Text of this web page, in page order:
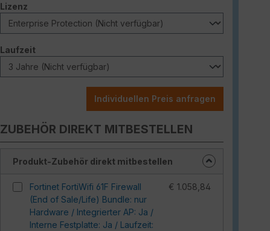
Lizenz
Laufzeitauswählen
Individuellen Preis anfragen
ZUBEHÖR DIREKT MITBESTELLEN
Produkt-Zubehör direkt mitbestellen
Fortinet FortiWifi 61F Firewall
(End of Sale/Life) Bundle: nur
Hardware / Integrierter AP: Ja /
Interne Festplatte: Ja / Laufzeit:
€ 1.058,84